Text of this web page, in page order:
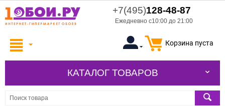
+7(495)128-48-87
Ежедневно с10:00 до 21:00
Корзина пуста
КАТАЛОГ ТОВАРОВ